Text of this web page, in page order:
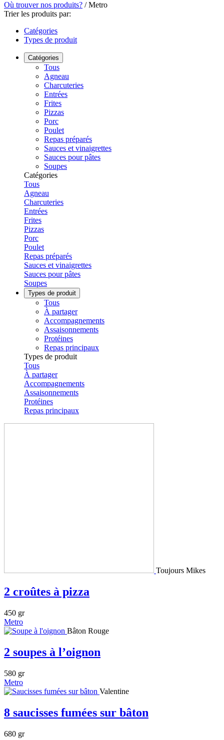
Où trouver nos produits? /Metro
Trier les produits par:
Catégories
Types de produit
Catégories
Tous
Agneau
Charcuteries
Entrées
Frites
Pizzas
Porc
Poulet
Repas préparés
Sauces et vinaigrettes
Sauces pour pâtes
Soupes
Catégories
Tous
Agneau
Charcuteries
Entrées
Frites
Pizzas
Porc
Poulet
Repas préparés
Sauces et vinaigrettes
Sauces pour pâtes
Soupes
Types de produit
Tous
À partager
Accompagnements
Assaisonnements
Protéines
Repas principaux
Types de produit
Tous
À partager
Accompagnements
Assaisonnements
Protéines
Repas principaux
Toujours Mikes
2 croûtes à pizza
450 gr
Metro
Bâton Rouge
2 soupes à l’oignon
580 gr
Metro
Valentine
8 saucisses fumées sur bâton
680 gr